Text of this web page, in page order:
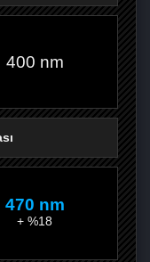
400 nm
470 nm
+ %18